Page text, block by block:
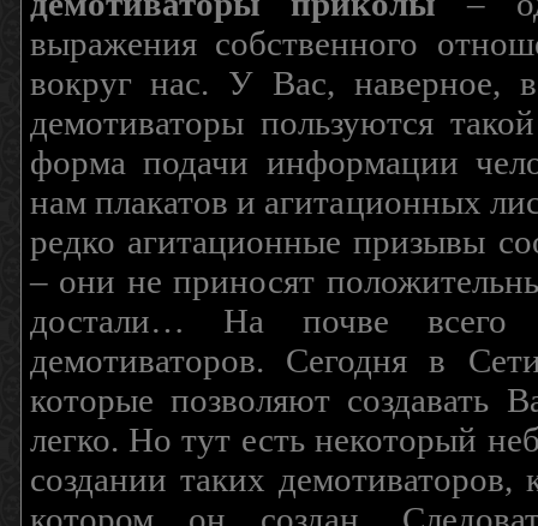
выражения собственного
вокруг нас. У Вас, наверное,
демотиваторы пользуются
форма подачи информации
нам плакатов и агитационных
редко агитационные призывы
– они не приносят
достали… На почве всего
демотиваторов. Сегодня в
которые позволяют создавать
легко. Но тут есть некоторый
создании таких